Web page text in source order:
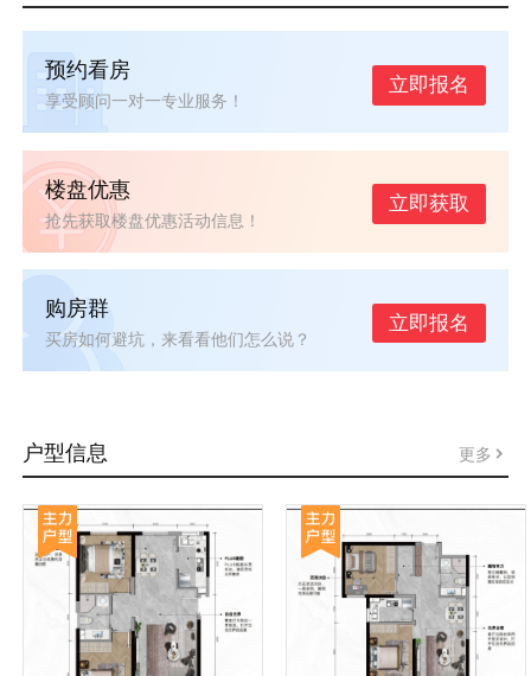
预约看房
享受顾问一对一专业服务！
立即报名
楼盘优惠
抢先获取楼盘优惠活动信息！
立即获取
购房群
买房如何避坑，来看看他们怎么说？
立即报名
户型信息 更多